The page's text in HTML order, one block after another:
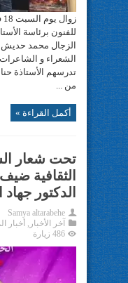
للفنون برئاسة
الزجال محمد
الشعراء و
تدرسهم الأستاذة
من ...
أكمل القراءة »
تحت شعار
الثقافية
الدكتور
Samya altarabehe
آخر الأخبار , أخبار
486 زيارة